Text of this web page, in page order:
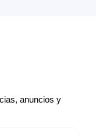
anuncios y